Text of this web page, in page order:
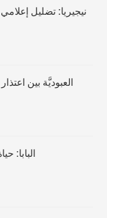
نيجيريا: تضليل
العبوديَّة بين
البابا: